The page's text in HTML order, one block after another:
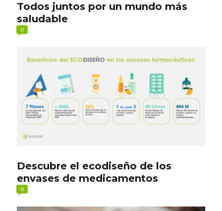
Todos juntos por un mundo más
saludable
0
Descubre el ecodiseño de los
envases de medicamentos
0